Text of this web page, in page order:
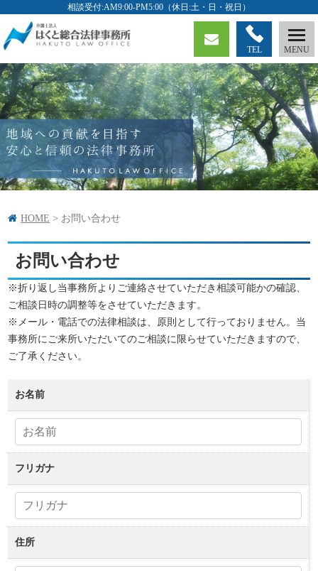
TEL
HOME > お問い合わせ
お問い合わせ
※折り返し当事務所よりご連絡させていただき相談可能かの確認、
ご相談日時の調整等をさせていただきます。
※メール・電話での法律相談は、原則として行っておりません。当
事務所にご来所いただいてのご相談に限らせていただきますので、
ご了承ください。
お名前
フリガナ
住所